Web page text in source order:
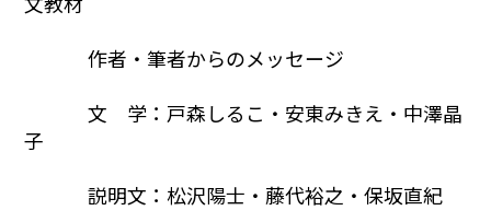
作者・筆者からのメッセージ
文 学：戸森しるこ・安東みきえ・中澤晶
子
説明文：松沢陽士・藤代裕之・保坂直紀